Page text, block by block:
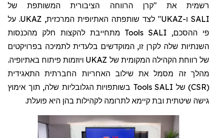
רשמית את "קרן הרווחה הציבורית המשותפת של
SALI ו-UKAZ
"
לצד שותפתה האתיופית המרכזית, UKAZ. על
פי ההסכם, SALI
Tools מתחייבת להקצות חלק מהכנסות
השנתיות שלה לקרן זו, המוקדשים בלעדית לתמיכה בפרויקטים
של רווחת הקהילה המקומית של UKAZ ויוזמות פיתוח באתיופיה.
מהלך זה מסמל את שילוב האחריות החברתית התאגידית
(CSR) של SALI
Tools בשותפויות הגלובליות שלה, תוך אימוץ
גישה שיטתית ובת קיימא לתרומה לקהילות בהן היא פועלת.